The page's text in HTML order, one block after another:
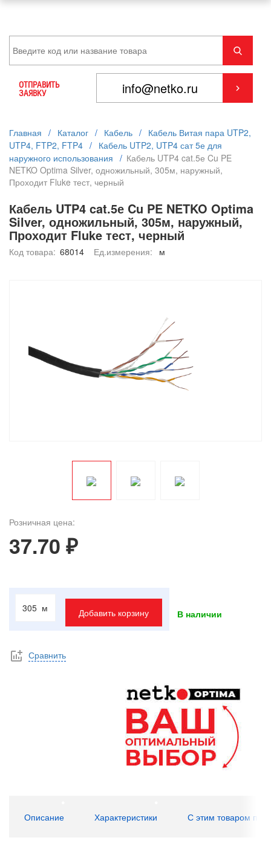
ОТПРАВИТЬ
ЗАЯВКУ
Главная / Каталог / Кабель / Кабель Витая пара UTP2,
UTP4, FTP2, FTP4 / Кабель UTP2, UTP4 сат 5е для
наружного использования / Кабель UTP4 cat.5е Cu PE
NETKO Optima Silver, одножильный, 305м, наружный,
Проходит Fluke тест, черный
Кабель UTP4 cat.5е Cu PE NETKO Optima
Silver, одножильный, 305м, наружный,
Проходит Fluke тест, черный
Код товара: 68014 Ед.измерения: м
Розничная цена:
37.70 ₽
м Добавить корзину В наличии
Сравнить
Описание Характеристики С этим товаром